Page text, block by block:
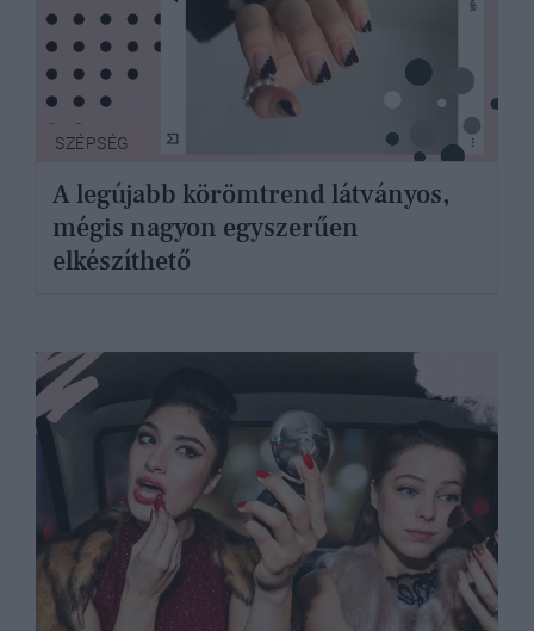
SZÉPSÉG
A legújabb körömtrend látványos,
mégis nagyon egyszerűen
elkészíthető